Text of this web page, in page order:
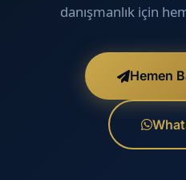
danışmanlık için
Hemen